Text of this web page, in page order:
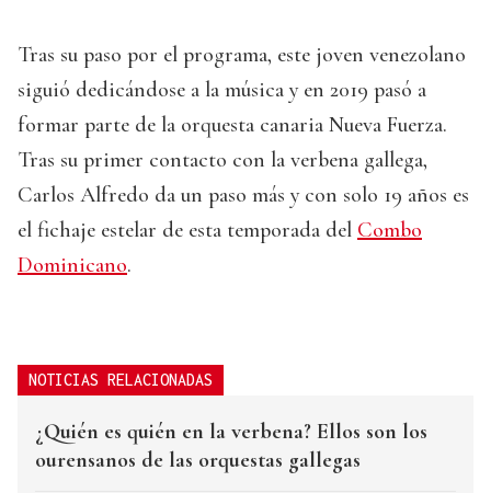
Tras su paso por el programa, este joven venezolano
siguió dedicándose a la música y en 2019 pasó a
formar parte de la orquesta canaria Nueva Fuerza.
Tras su primer contacto con la verbena gallega,
Carlos Alfredo da un paso más y con solo 19 años es
el fichaje estelar de esta temporada del Combo
Dominicano.
NOTICIAS RELACIONADAS
¿Quién es quién en la verbena? Ellos son los
ourensanos de las orquestas gallegas